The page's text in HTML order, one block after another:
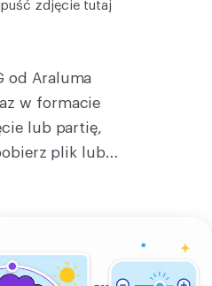
zdjęcie tutaj
od Araluma
w formacie
lub partię,
plik lub
podczas gdy
używa